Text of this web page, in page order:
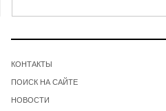
КОНТАКТЫ
ПОИСК НА САЙТЕ
НОВОСТИ